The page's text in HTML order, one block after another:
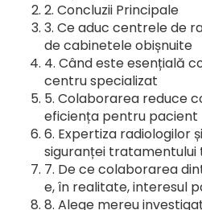
Concluzii Principale
Ce aduc centrele de
de cabinetele obișnuite
Când este esențială
centru specializat
Colaborarea reduce
eficiența pentru pacient
Expertiza radiologilor
siguranței tratamentului
De ce colaborarea
e, în realitate, interesul
Alege mereu